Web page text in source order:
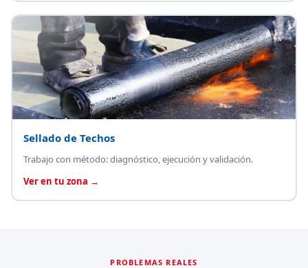
Sellado de Techos
Trabajo con método: diagnóstico, ejecución y validación.
Ver en tu zona →
PROBLEMAS REALES